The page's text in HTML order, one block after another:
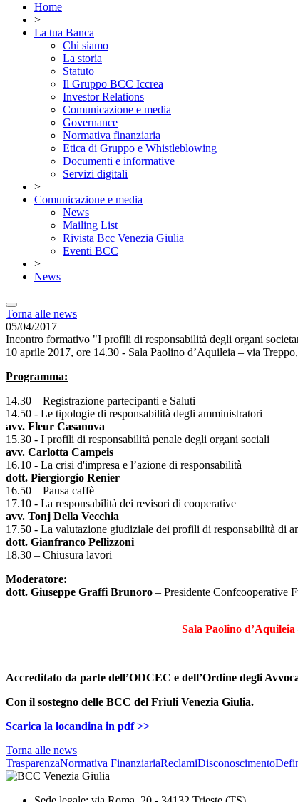
Home
>
La tua Banca
Chi siamo
La storia
Statuto
Il Gruppo BCC Iccrea
Investor Relations
Comunicazione e media
Governance
Normativa finanziaria
Etica di Gruppo e Whistleblowing
Documenti e informative
Servizi digitali
>
Comunicazione e media
News
Mailing List
Rivista Bcc Venezia Giulia
Eventi BCC
>
News
Torna alle news
05/04/2017
Incontro formativo "I profili di responsabilità degli organi
10 aprile 2017, ore 14.30 - Sala Paolino d’Aquileia – via
Programma:
14.30 – Registrazione partecipanti e Saluti
14.50 - Le tipologie di responsabilità degli amministratori
avv. Fleur Casanova
15.30 - I profili di responsabilità penale degli organi sociali
avv. Carlotta Campeis
16.10 - La crisi d'impresa e l’azione di responsabilità
dott. Piergiorgio Renier
16.50 – Pausa caffè
17.10 - La responsabilità dei revisori di cooperative
avv. Tonj Della Vecchia
17.50 - La valutazione giudiziale dei profili di responsabilità di
dott. Gianfranco Pellizzoni
18.30 – Chiusura lavori
Moderatore:
dott. Giuseppe Graffi Brunoro – Presidente Confcooperative
Sala Paolino
Accreditato da parte dell’ODCEC e dell’Ordine degli
Con il sostegno delle BCC del Friuli Venezia Giulia.
Scarica la locandina in pdf >>
Torna alle news
TrasparenzaNormativa FinanziariaReclamiDisconoscimento